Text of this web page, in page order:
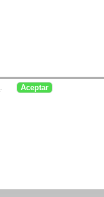
Aceptar